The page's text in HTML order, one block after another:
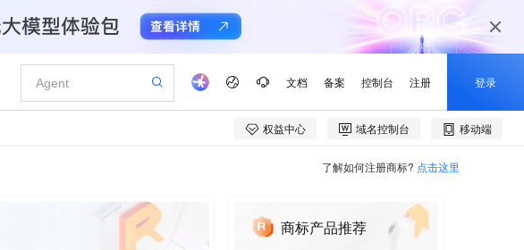
了解如何注册商标? 点击这里
商标产品推荐